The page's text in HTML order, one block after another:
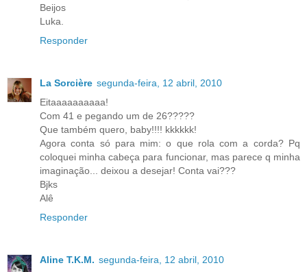
Beijos
Luka.
Responder
La Sorcière segunda-feira, 12 abril, 2010
Eitaaaaaaaaaa!
Com 41 e pegando um de 26?????
Que também quero, baby!!!! kkkkkk!
Agora conta só para mim: o que rola com a corda? Pq
coloquei minha cabeça para funcionar, mas parece q minha
imaginação... deixou a desejar! Conta vai???
Bjks
Alê
Responder
Aline T.K.M. segunda-feira, 12 abril, 2010